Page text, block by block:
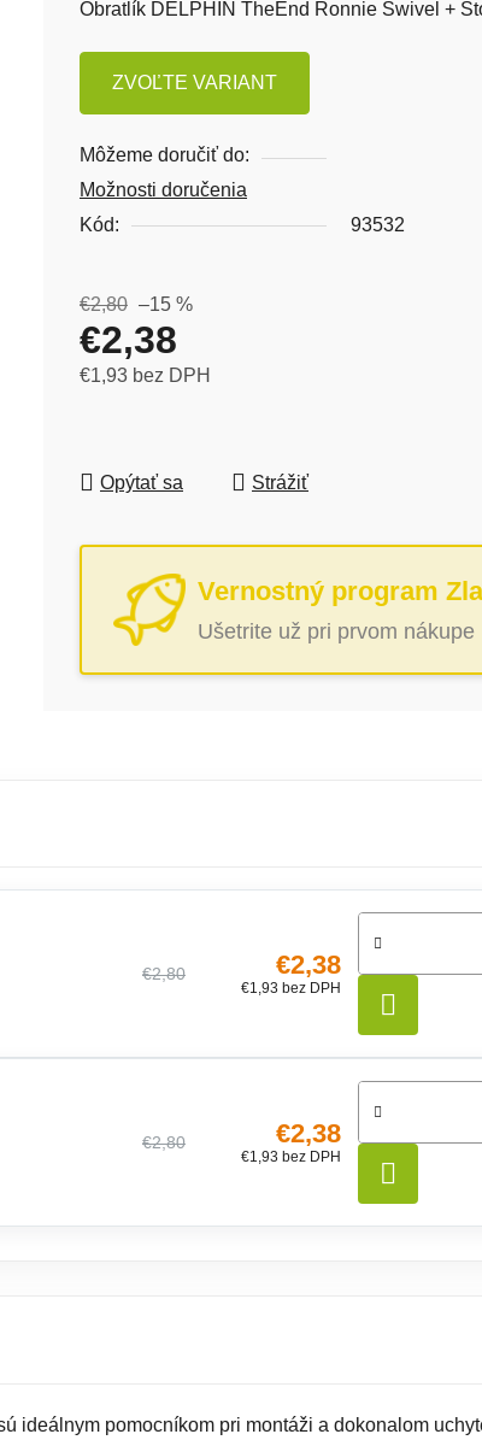
Obratlík DELPHIN TheEnd Ronnie Swivel +
ZVOĽTE VARIANT
Môžeme doručiť do:
Možnosti doručenia
Kód:
93532
€2,80 –15 %
€2,38
€1,93 bez DPH
Opýtať sa Strážiť
Vernostný program
Ušetrite už pri prvom nákupe
€2,80 €2,38
€1,93 bez DPH
€2,80 €2,38
€1,93 bez DPH
ideálnym pomocníkom pri montáži a dokonalom